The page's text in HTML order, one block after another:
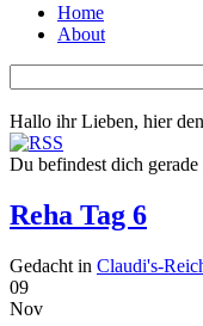
Home
About
Hallo ihr Lieben, hier
Du befindest dich
Reha Tag 6
Gedacht in Claudi's-
09
Nov